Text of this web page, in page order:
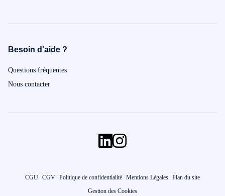
Besoin d'aide ?
Questions fréquentes
Nous contacter
CGU CGV Politique de confidentialité Mentions Légales Plan du site
Gestion des Cookies